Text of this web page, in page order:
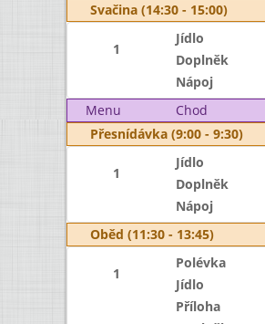
Svačina (14:30 - 15:00)
1
Jídlo
Doplněk
Nápoj
Menu
Chod
Přesnídávka (9:00 - 9:30)
1
Jídlo
Doplněk
Nápoj
Oběd (11:30 - 13:45)
1
Polévka
Jídlo
Příloha